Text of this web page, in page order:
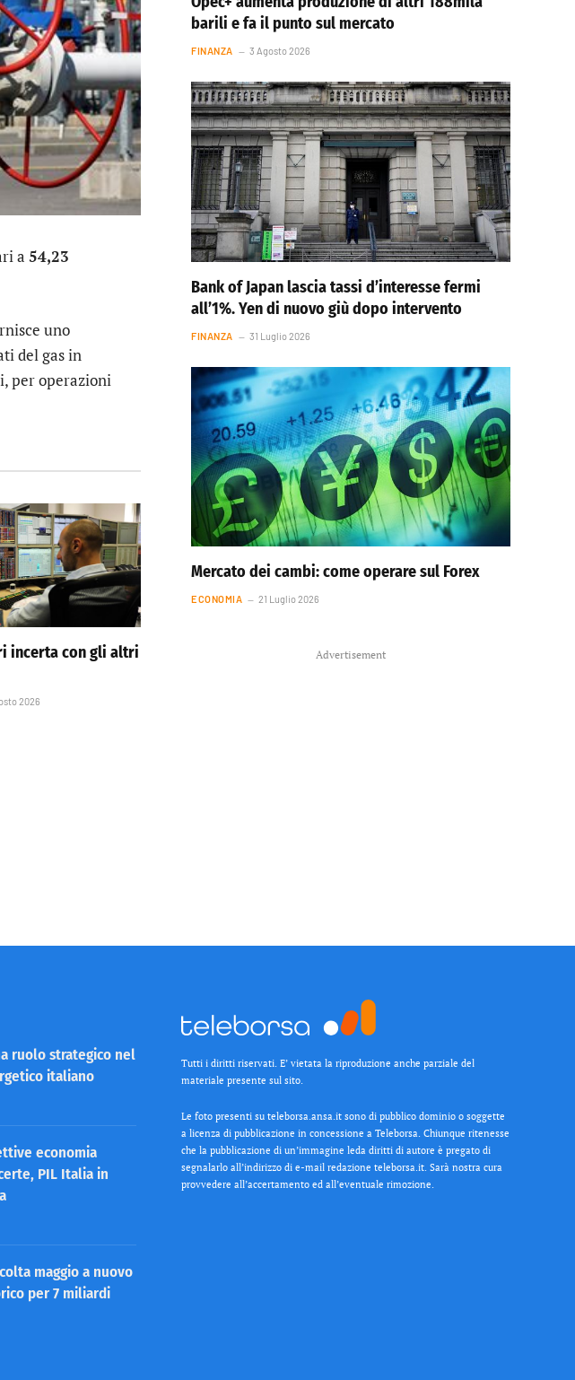
a 54,23
uno
del gas in
per operazioni
incerta con gli altri
2026
barili e fa il punto sul mercato
FINANZA 3 Agosto 2026
Bank of Japan lascia tassi d’interesse fermi
all’1%. Yen di nuovo giù dopo intervento
FINANZA 31 Luglio 2026
Mercato dei cambi: come operare sul Forex
ECONOMIA 21 Luglio 2026
Advertisement
ruolo strategico nel
italiano
economia
PIL Italia in
maggio a nuovo
per 7 miliardi
Tutti i diritti riservati. E’ vietata la riproduzione anche parziale del
materiale presente sul sito.
Le foto presenti su teleborsa.ansa.it sono di pubblico dominio o soggette
a licenza di pubblicazione in concessione a Teleborsa. Chiunque ritenesse
che la pubblicazione di un’immagine leda diritti di autore è pregato di
segnalarlo all’indirizzo di e-mail redazione teleborsa.it. Sarà nostra cura
provvedere all’accertamento ed all’eventuale rimozione.